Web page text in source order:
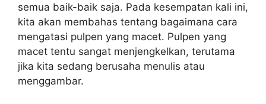
semua baik-baik saja. Pada kesempatan kali ini,
kita akan membahas tentang bagaimana cara
mengatasi pulpen yang macet. Pulpen yang
macet tentu sangat menjengkelkan, terutama
jika kita sedang berusaha menulis atau
menggambar.